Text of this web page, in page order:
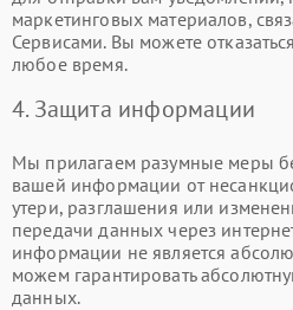
маркетинговых материалов,
Сервисами. Вы можете
любое время.
4. Защита информации
Мы прилагаем разумные меры
вашей информации от
утери, разглашения или
передачи данных через
информации не является
можем гарантировать
данных.